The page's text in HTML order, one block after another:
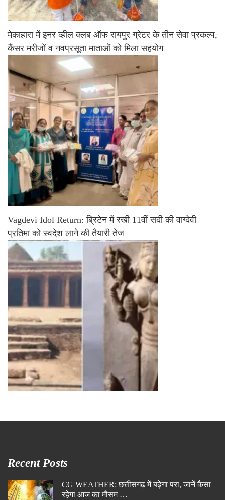
मेकाहारा में इनर व्हील क्लब ऑफ रायपुर ग्रेटर के तीन सेवा प्रकल्प,
कैंसर मरीजों व नवप्रसूता माताओं को मिला सहयोग
Vagdevi Idol Return: ब्रिटेन में रखी 11वीं सदी की वाग्देवी
प्रतिमा को स्वदेश लाने की तैयारी तेज
Recent Posts
CG WEATHER: छत्तीसगढ़ में बढ़ेगा परा, जानें कैसा
रहेगा आज का मौसम …